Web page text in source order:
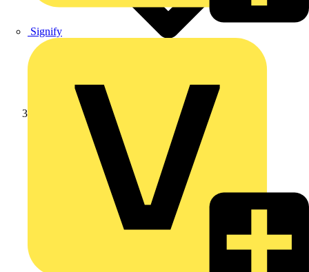
Signify
Schneider Electric